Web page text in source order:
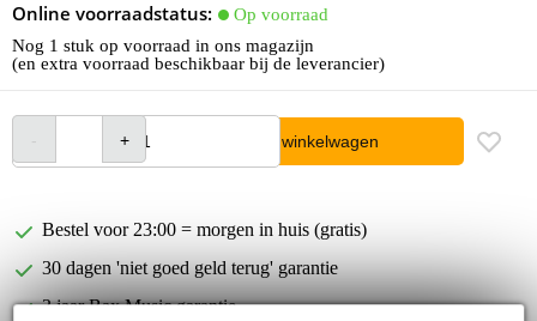
Online voorraadstatus:
Op voorraad
Nog 1 stuk op voorraad in ons magazijn
(en extra voorraad beschikbaar bij de leverancier)
In winkelwagen
Bestel voor 23:00 = morgen in huis (gratis)
30 dagen 'niet goed geld terug' garantie
3 jaar Bax Music garantie